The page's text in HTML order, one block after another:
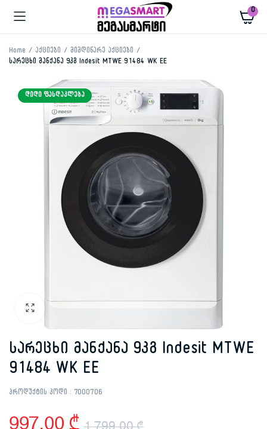
0
Home აქციები
მიმდინარე აქციები
სარეცხი მანქანა 9კგ Indesit MTWE 91484 WK EE
ᲓᲘᲓᲘ ᲤᲐᲡᲓᲐᲙᲚᲔᲑᲐ
სარეცხი მანქანა 9კგ Indesit MTWE
91484 WK EE
პროდუქტის კოდი : 7000706
997.00 ₾